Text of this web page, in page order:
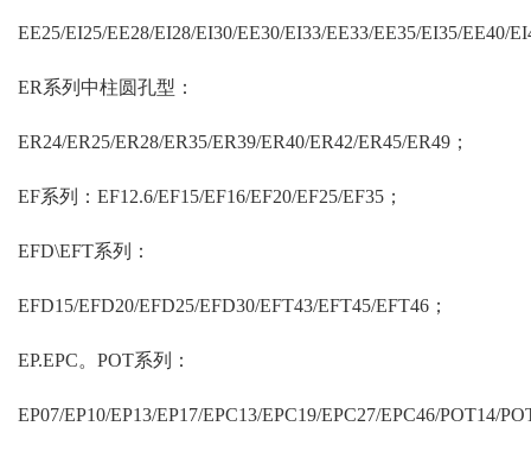
EE25/EI25/EE28/EI28/EI30/EE30/EI33/EE33/EE35/EI35/EE40/
ER系列中柱圆孔型：
ER24/ER25/ER28/ER35/ER39/ER40/ER42/ER45/ER49；
EF系列：EF12.6/EF15/EF16/EF20/EF25/EF35；
EFD\EFT系列：
EFD15/EFD20/EFD25/EFD30/EFT43/EFT45/EFT46；
EP.EPC。POT系列：
EP07/EP10/EP13/EP17/EPC13/EPC19/EPC27/EPC46/POT14/